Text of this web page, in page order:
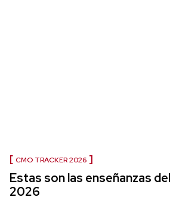
CMO TRACKER 2026
Estas son las enseñanzas
2026